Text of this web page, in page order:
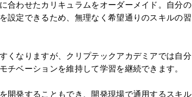
合わせたカリキュラムをオーダーメイド。自分の
設定できるため、無理なく希望通りのスキルの習
くなりますが、クリプテックアカデミアでは自分
チベーションを維持して学習を継続できます。
開発することもでき、開発現場で通用するスキル